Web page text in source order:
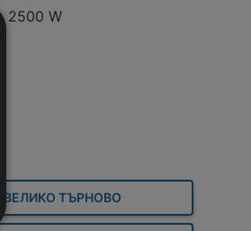
2500 W
ВЕЛИКО ТЪРНОВО